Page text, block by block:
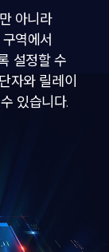
아니라
역에서
설정할 수
자와 릴레이
있습니다.